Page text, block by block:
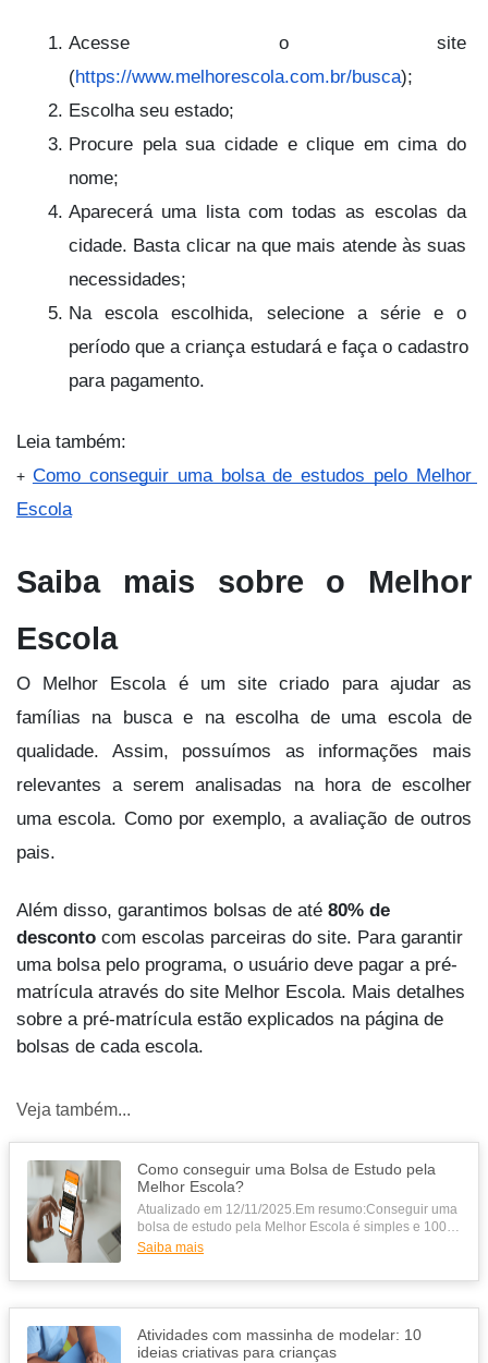
Acesse o site
(https://www.melhorescola.com.br/busca);
Escolha seu estado;
Procure pela sua cidade e clique em cima do
nome;
Aparecerá uma lista com todas as escolas da
cidade. Basta clicar na que mais atende às suas
necessidades;
Na escola escolhida, selecione a série e o
período que a criança estudará e faça o cadastro
para pagamento.
Leia também:
+ Como conseguir uma bolsa de estudos pelo Melhor
Escola
Saiba mais sobre o Melhor
Escola
O Melhor Escola é um site criado para ajudar as
famílias na busca e na escolha de uma escola de
qualidade. Assim, possuímos as informações mais
relevantes a serem analisadas na hora de escolher
uma escola. Como por exemplo, a avaliação de outros
pais.
Além disso, garantimos bolsas de até 80% de
desconto com escolas parceiras do site. Para garantir
uma bolsa pelo programa, o usuário deve pagar a pré-
matrícula através do site Melhor Escola. Mais detalhes
sobre a pré-matrícula estão explicados na página de
bolsas de cada escola.
Veja também...
Como conseguir uma Bolsa de Estudo pela
Melhor Escola?
Atualizado em 12/11/2025.Em resumo:Conseguir uma
bolsa de estudo pela Melhor Escola é simples e 100%
online, com descontos de...
Saiba mais
Atividades com massinha de modelar: 10
ideias criativas para crianças